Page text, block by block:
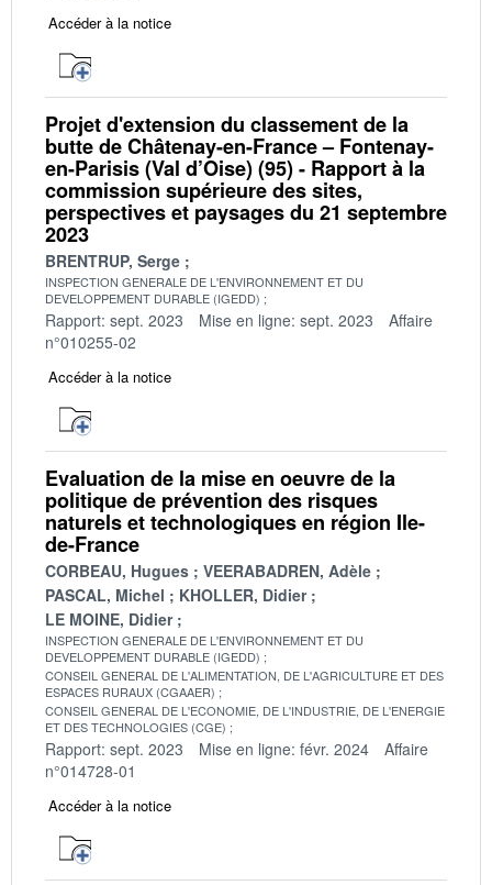
Accéder à la notice
Projet d'extension du classement de la
butte de Châtenay-en-France – Fontenay-
en-Parisis (Val d’Oise) (95) - Rapport à la
commission supérieure des sites,
perspectives et paysages du 21 septembre
2023
BRENTRUP, Serge
INSPECTION GENERALE DE L'ENVIRONNEMENT ET DU
DEVELOPPEMENT DURABLE (IGEDD)
Rapport: sept. 2023 Mise en ligne: sept. 2023
Affaire
n°010255-02
Accéder à la notice
Evaluation de la mise en oeuvre de la
politique de prévention des risques
naturels et technologiques en région Ile-
de-France
CORBEAU, Hugues
VEERABADREN, Adèle
PASCAL, Michel
KHOLLER, Didier
LE MOINE, Didier
INSPECTION GENERALE DE L'ENVIRONNEMENT ET DU
DEVELOPPEMENT DURABLE (IGEDD)
CONSEIL GENERAL DE L'ALIMENTATION, DE L'AGRICULTURE ET DES
ESPACES RURAUX (CGAAER)
CONSEIL GENERAL DE L'ECONOMIE, DE L'INDUSTRIE, DE L'ENERGIE
ET DES TECHNOLOGIES (CGE)
Rapport: sept. 2023 Mise en ligne: févr. 2024
Affaire
n°014728-01
Accéder à la notice